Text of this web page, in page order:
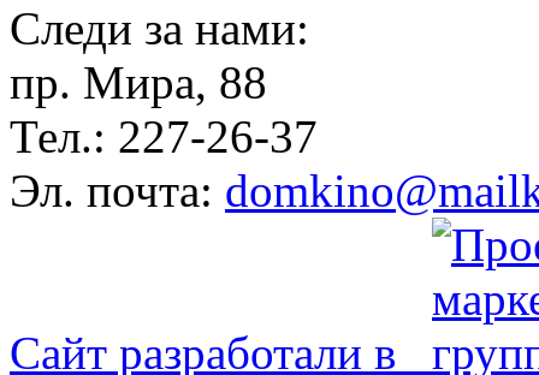
Следи за нами:
пр. Мира, 88
Тел.: 227-26-37
Эл. почта:
Сайт разработали в